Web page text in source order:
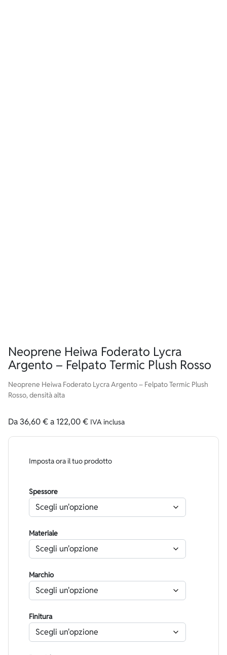
Neoprene Heiwa Foderato Lycra
Argento – Felpato Termic Plush Rosso
Neoprene Heiwa Foderato Lycra Argento – Felpato Termic Plush
Rosso, densità alta
Da36,60€a 122,00€ IVA inclusa
Imposta ora il tuo prodotto
Spessore
Materiale
Marchio
Finitura